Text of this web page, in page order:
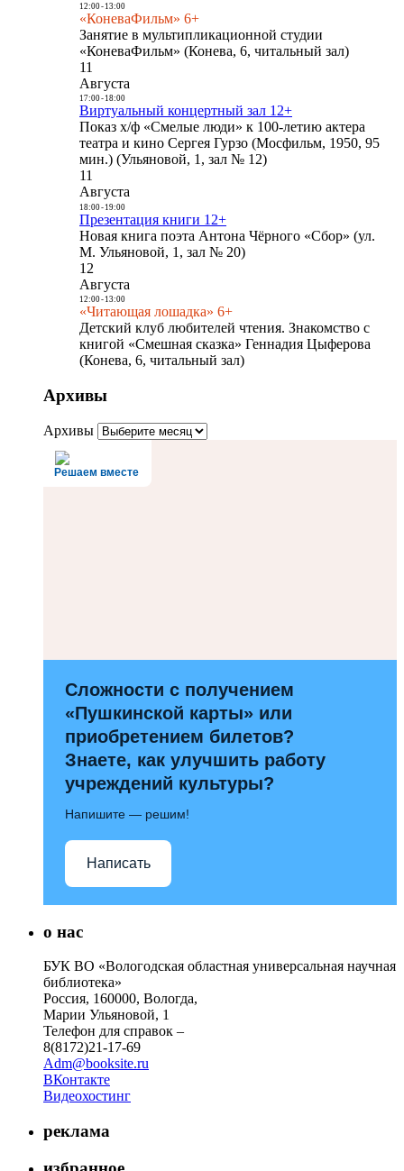
12:00- 13:00
«КоневаФильм» 6+
Занятие в мультипликационной студии
«КоневаФильм» (Конева, 6, читальный зал)
11
Августа
17:00- 18:00
Виртуальный концертный зал 12+
Показ х/ф «Смелые люди» к 100-летию актера
театра и кино Сергея Гурзо (Мосфильм, 1950, 95
мин.) (Ульяновой, 1, зал № 12)
11
Августа
18:00- 19:00
Презентация книги 12+
Новая книга поэта Антона Чёрного «Сбор» (ул.
М. Ульяновой, 1, зал № 20)
12
Августа
12:00- 13:00
«Читающая лошадка» 6+
Детский клуб любителей чтения. Знакомство с
книгой «Смешная сказка» Геннадия Цыферова
(Конева, 6, читальный зал)
Архивы
Архивы
Решаем вместе
Сложности с получением
«Пушкинской карты» или
приобретением билетов?
Знаете, как улучшить работу
учреждений культуры?
Напишите — решим!
Написать
о нас
БУК ВО «Вологодская областная универсальная научная
библиотека»
Россия, 160000, Вологда,
Марии Ульяновой, 1
Телефон для справок –
8(8172)21-17-69
Adm@booksite.ru
ВКонтакте
Видеохостинг
реклама